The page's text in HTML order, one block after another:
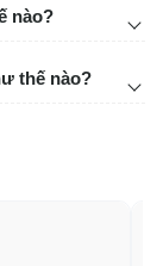
nào?
thế nào?